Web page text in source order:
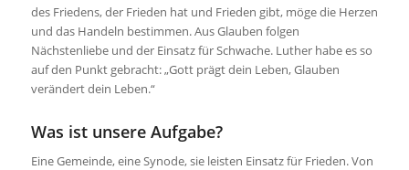
des Friedens, der Frieden hat und Frieden gibt, möge die Herzen
und das Handeln bestimmen. Aus Glauben folgen
Nächstenliebe und der Einsatz für Schwache. Luther habe es so
auf den Punkt gebracht: „Gott prägt dein Leben, Glauben
verändert dein Leben.“
Was ist unsere Aufgabe?
Eine Gemeinde, eine Synode, sie leisten Einsatz für Frieden. Von